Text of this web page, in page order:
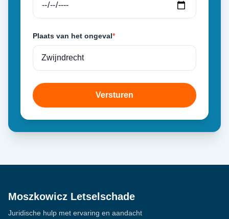
Plaats van het ongeval*
Versturen
Moszkowicz Letselschade
Juridische hulp met ervaring en aandacht